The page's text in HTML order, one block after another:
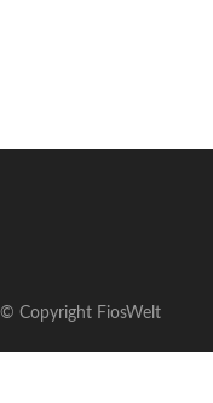
© Copyright FiosWelt